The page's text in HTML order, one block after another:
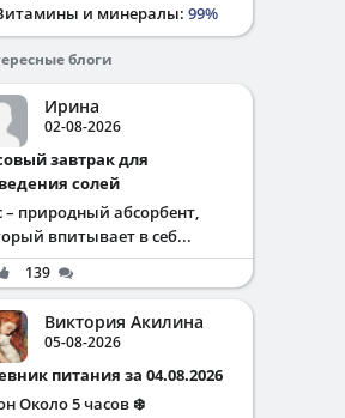
и минералы: 99%
блоги
Ирина
02-08-2026
солей
– природный абсорбент,
впитывает в себ...
139
Виктория Акилина
05-08-2026
питания за 04.08.2026
Около 5 часов ❄️